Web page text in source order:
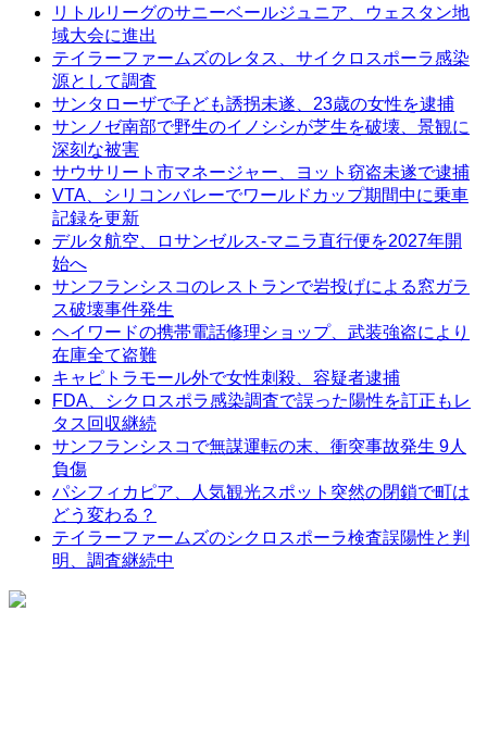
リトルリーグのサニーベールジュニア、ウェスタン地
域大会に進出
テイラーファームズのレタス、サイクロスポーラ感染
源として調査
サンタローザで子ども誘拐未遂、23歳の女性を逮捕
サンノゼ南部で野生のイノシシが芝生を破壊、景観に
深刻な被害
サウサリート市マネージャー、ヨット窃盗未遂で逮捕
VTA、シリコンバレーでワールドカップ期間中に乗車
記録を更新
デルタ航空、ロサンゼルス-マニラ直行便を2027年開
始へ
サンフランシスコのレストランで岩投げによる窓ガラ
ス破壊事件発生
ヘイワードの携帯電話修理ショップ、武装強盗により
在庫全て盗難
キャピトラモール外で女性刺殺、容疑者逮捕
FDA、シクロスポラ感染調査で誤った陽性を訂正もレ
タス回収継続
サンフランシスコで無謀運転の末、衝突事故発生 9人
負傷
パシフィカピア、人気観光スポット突然の閉鎖で町は
どう変わる？
テイラーファームズのシクロスポーラ検査誤陽性と判
明、調査継続中